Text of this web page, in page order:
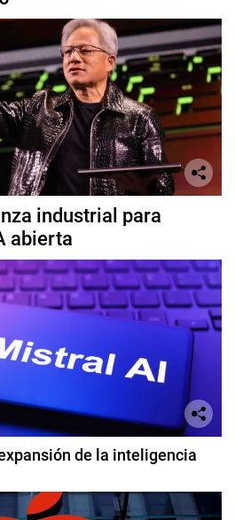
industrial para
abierta
de la inteligencia